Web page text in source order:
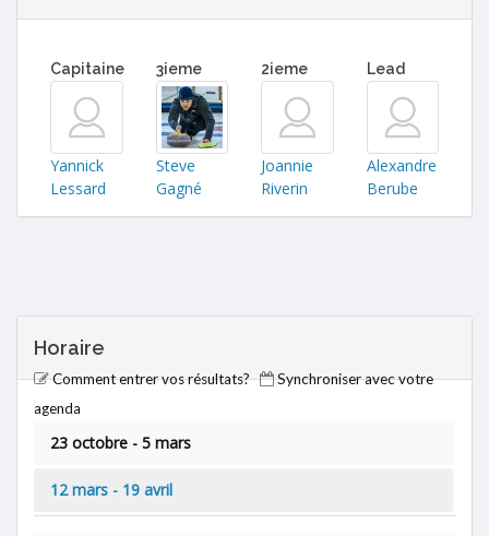
Capitaine
Yannick
Lessard
3ieme
Steve
Gagné
2ieme
Joannie
Riverin
Lead
Alexandre
Berube
Horaire
Comment entrer vos résultats?
Synchroniser avec votre
agenda
23 octobre - 5 mars
12 mars - 19 avril